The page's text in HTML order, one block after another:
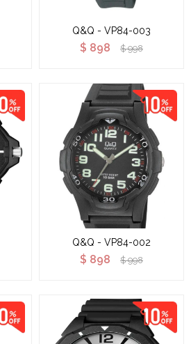
Q&Q - VP84-003
$ 898 $ 998
Q&Q - VP84-002
$ 898 $ 998